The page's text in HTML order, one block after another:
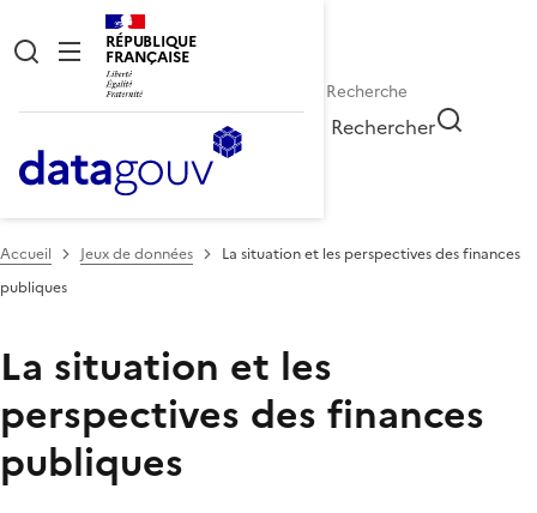
RÉPUBLIQUE
FRANÇAISE
Rechercher
Accueil Jeux de données
La situation et les perspectives des finances
publiques
La situation et les
perspectives des finances
publiques